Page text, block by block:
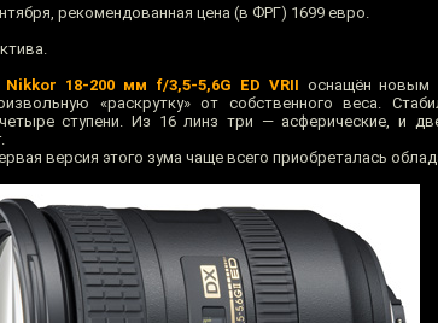
рекомендованная цена (в ФРГ) 1699 евро.
Nikkor 18-200 мм f/3,5-5,6G ED VRII оснащён новым
«раскрутку» от собственного веса.
ступени. Из 16 линз три — асферические, и
версия этого зума чаще всего приобреталась